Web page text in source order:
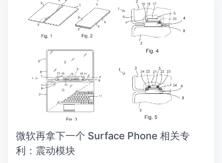
微软再拿下一个 Surface Phone 相关专
利：震动模块